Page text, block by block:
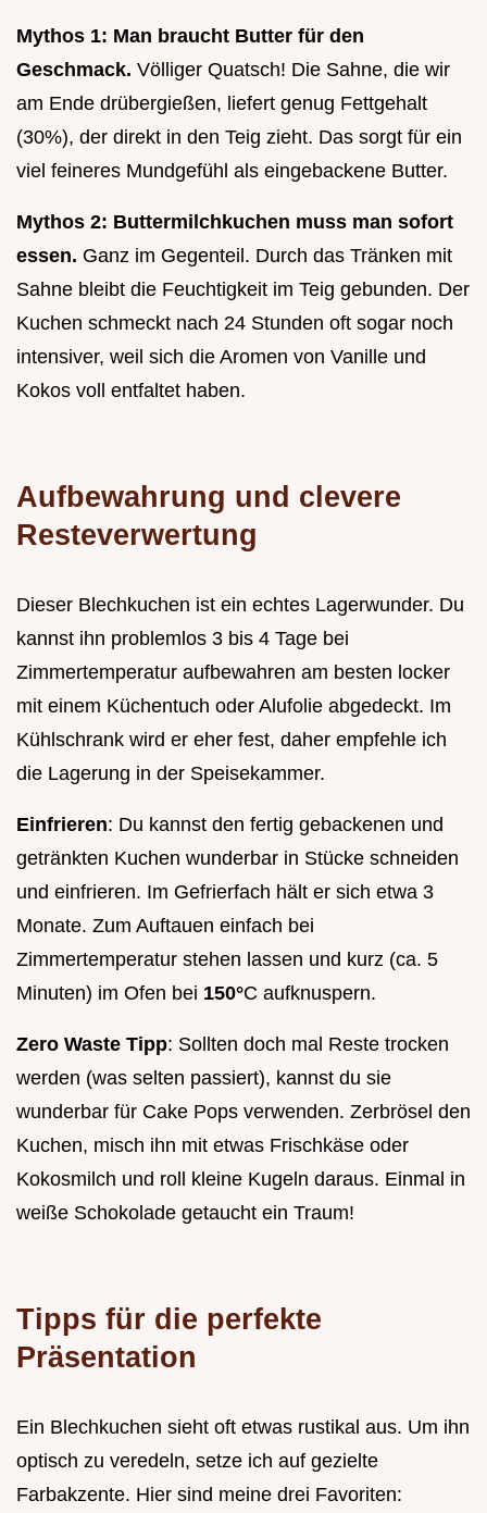
Mythos 1: Man braucht Butter für den
Geschmack. Völliger Quatsch! Die Sahne, die wir
am Ende drübergießen, liefert genug Fettgehalt
(30%), der direkt in den Teig zieht. Das sorgt für ein
viel feineres Mundgefühl als eingebackene Butter.
Mythos 2: Buttermilchkuchen muss man sofort
essen. Ganz im Gegenteil. Durch das Tränken mit
Sahne bleibt die Feuchtigkeit im Teig gebunden. Der
Kuchen schmeckt nach 24 Stunden oft sogar noch
intensiver, weil sich die Aromen von Vanille und
Kokos voll entfaltet haben.
Aufbewahrung und clevere
Resteverwertung
Dieser Blechkuchen ist ein echtes Lagerwunder. Du
kannst ihn problemlos 3 bis 4 Tage bei
Zimmertemperatur aufbewahren am besten locker
mit einem Küchentuch oder Alufolie abgedeckt. Im
Kühlschrank wird er eher fest, daher empfehle ich
die Lagerung in der Speisekammer.
Einfrieren: Du kannst den fertig gebackenen und
getränkten Kuchen wunderbar in Stücke schneiden
und einfrieren. Im Gefrierfach hält er sich etwa 3
Monate. Zum Auftauen einfach bei
Zimmertemperatur stehen lassen und kurz (ca. 5
Minuten) im Ofen bei 150°C aufknuspern.
Zero Waste Tipp: Sollten doch mal Reste trocken
werden (was selten passiert), kannst du sie
wunderbar für Cake Pops verwenden. Zerbrösel den
Kuchen, misch ihn mit etwas Frischkäse oder
Kokosmilch und roll kleine Kugeln daraus. Einmal in
weiße Schokolade getaucht ein Traum!
Tipps für die perfekte
Präsentation
Ein Blechkuchen sieht oft etwas rustikal aus. Um ihn
optisch zu veredeln, setze ich auf gezielte
Farbakzente. Hier sind meine drei Favoriten: